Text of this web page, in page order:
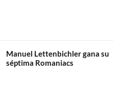
Manuel Lettenbichler gana su
séptima Romaniacs